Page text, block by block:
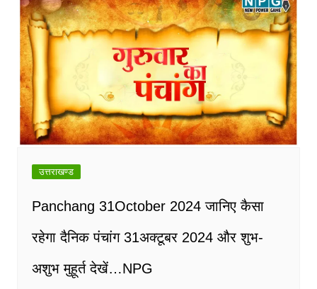
उत्तराखण्ड
Panchang 31October 2024 जानिए कैसा
रहेगा दैनिक पंचांग 31अक्टूबर 2024 और शुभ-
अशुभ मुहूर्त देखें…NPG